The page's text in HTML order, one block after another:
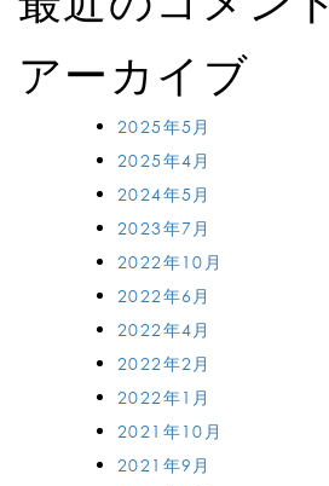
アーカイブ
2025年5月
2025年4月
2024年5月
2023年7月
2022年10月
2022年6月
2022年4月
2022年2月
2022年1月
2021年10月
2021年9月